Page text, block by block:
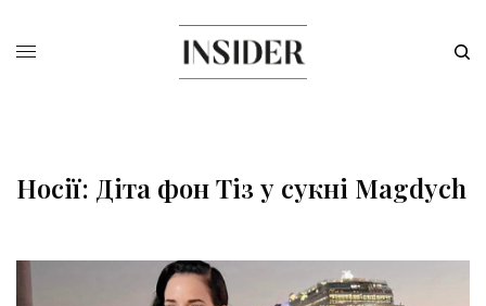
Носії: Діта фон Тіз у сукні Magdych